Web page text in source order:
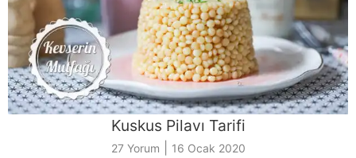
Kuskus Pilavı Tarifi
27 Yorum 16 Ocak 2020